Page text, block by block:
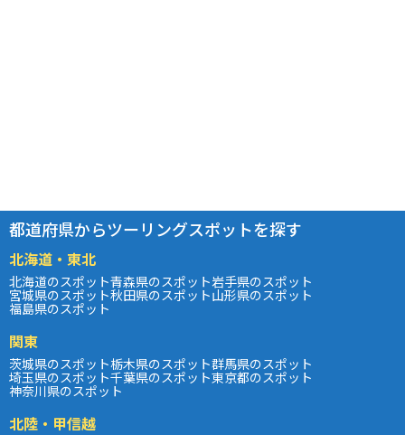
都道府県からツーリングスポットを探す
北海道・東北
北海道のスポット青森県のスポット岩手県のスポット
宮城県のスポット秋田県のスポット山形県のスポット
福島県のスポット
関東
茨城県のスポット栃木県のスポット群馬県のスポット
埼玉県のスポット千葉県のスポット東京都のスポット
神奈川県のスポット
北陸・甲信越